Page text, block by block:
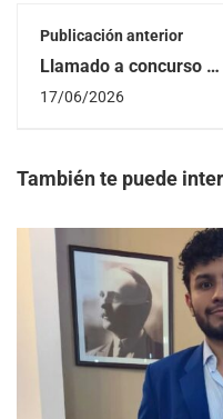
Publicación anterior
Llamado a concurso de
docente del CETUNA
de la FIUNA | 2do.
17/06/2026
También te puede